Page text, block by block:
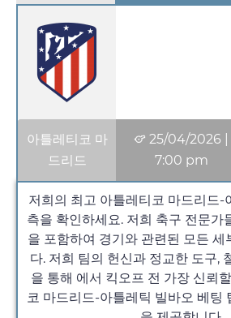
아틀레티코 마
드리드
25/04/2026
7:00 pm
저희의 최고 아틀레티코 마드리드-
측을 확인하세요. 저희 축구 전문가
을 포함하여 경기와 관련된 모든 세
다. 저희 팀의 헌신과 정교한 도구,
을 통해 에서 킥오프 전 가장 신뢰
코 마드리드-아틀레틱 빌바오 베팅